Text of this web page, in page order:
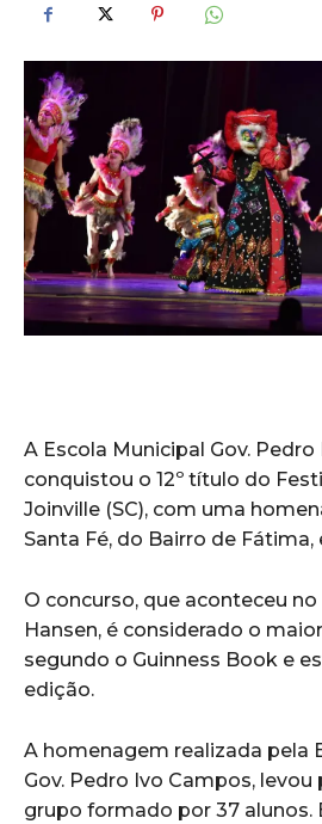
A Escola Municipal Gov.
conquistou o 12º título do
Joinville (SC), com uma
Santa Fé, do Bairro de Fátima,
O concurso, que aconteceu
Hansen, é considerado o
segundo o Guinness Book e
edição.
A homenagem realizada pela
Gov. Pedro Ivo Campos, levou
grupo formado por 37 alunos.